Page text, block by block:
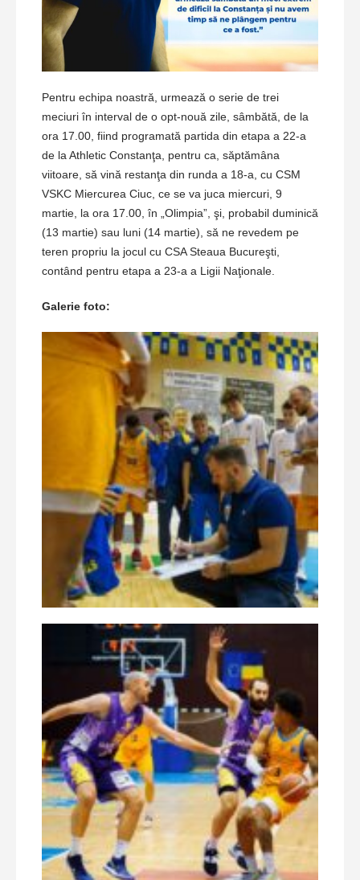
Pentru echipa noastră, urmează o serie de trei
meciuri în interval de o opt-nouă zile, sâmbătă, de la
ora 17.00, fiind programată partida din etapa a 22-a
de la Athletic Constanţa, pentru ca, săptămâna
viitoare, să vină restanţa din runda a 18-a, cu CSM
VSKC Miercurea Ciuc, ce se va juca miercuri, 9
martie, la ora 17.00, în „Olimpia”, şi, probabil duminică
(13 martie) sau luni (14 martie), să ne revedem pe
teren propriu la jocul cu CSA Steaua Bucureşti,
contând pentru etapa a 23-a a Ligii Naţionale.
Galerie foto: